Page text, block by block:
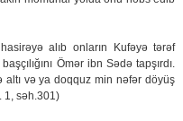
alıb onların Kufəyə tərəf
Ömər ibn Sədə tapşırdı.
və ya doqquz min nəfər döyüş
1, səh.301)